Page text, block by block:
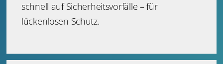
schnell auf Sicherheitsvorfälle – für
lückenlosen Schutz.